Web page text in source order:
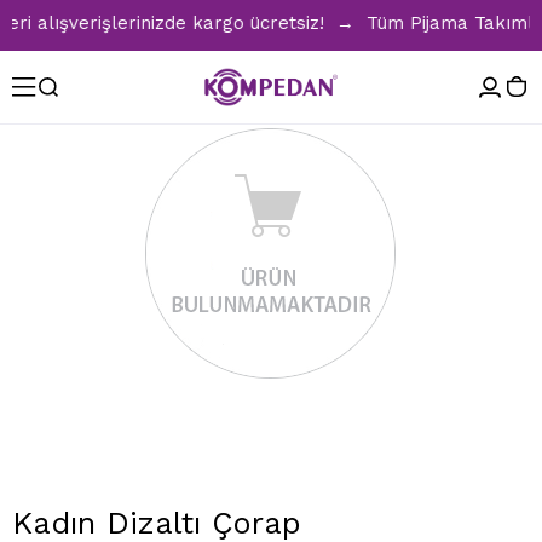
alışverişlerinizde kargo ücretsiz! → Tüm Pijama
Kadın Dizaltı Çorap